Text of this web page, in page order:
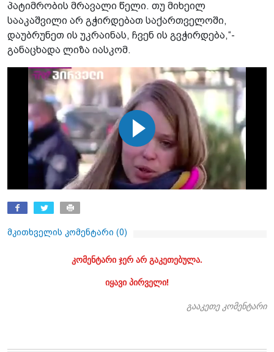
პატიმრობის მრავალი წელი. თუ მიხეილ
სააკაშვილი არ გჭირდებათ საქართველოში,
დაუბრუნეთ ის უკრაინას, ჩვენ ის გვჭირდება,“-
განაცხადა ლიზა იასკომ.
მკითხველის კომენტარი (0)
კომენტარი ჯერ არ გაკეთებულა.
იყავი პირველი!
გააკეთე კომენტარი